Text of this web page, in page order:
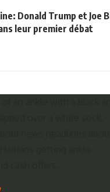
Donald Trump et Joe
leur premier débat